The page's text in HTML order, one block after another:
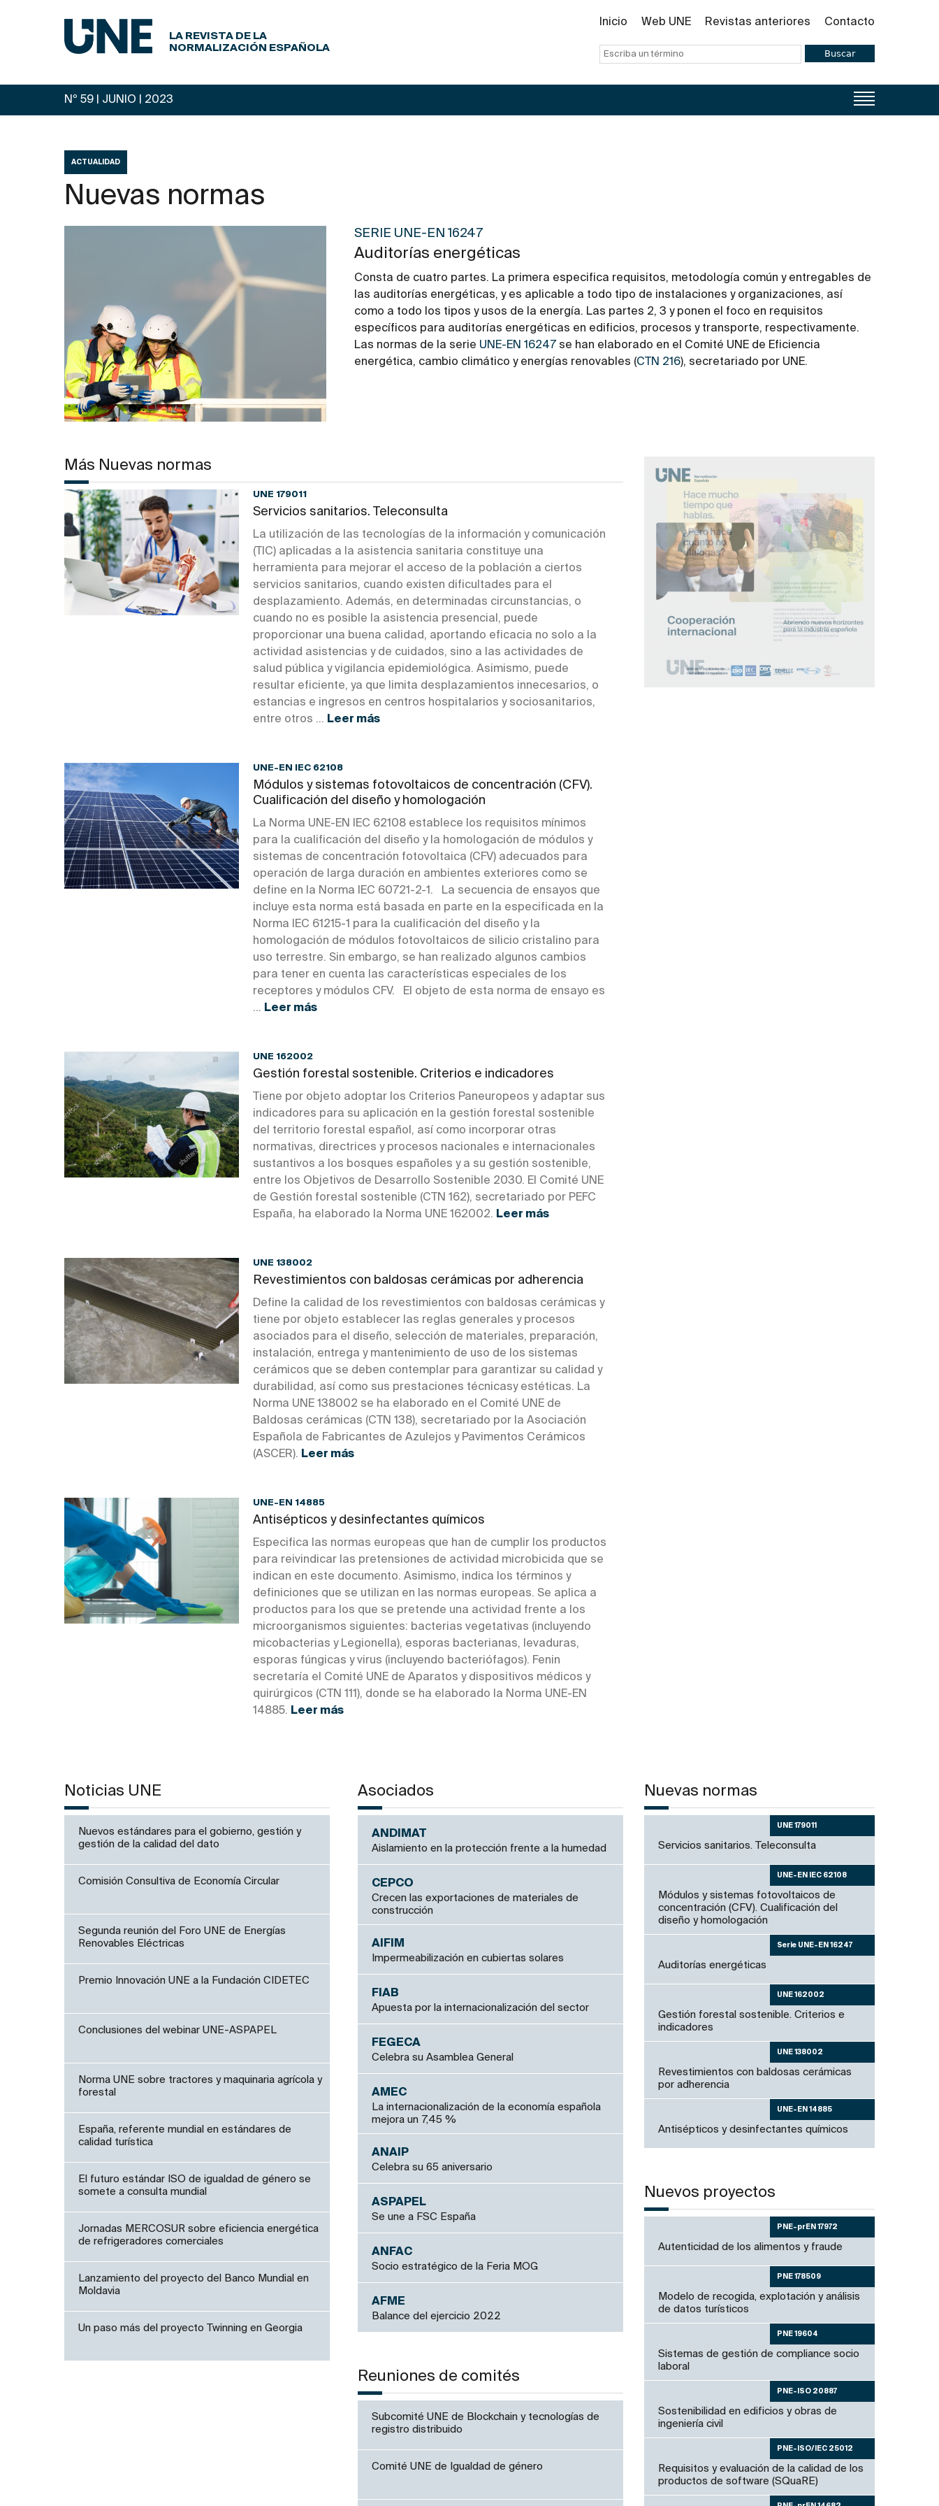
LA REVISTA DE LA
NORMALIZACIÓN ESPAÑOLA
Inicio Web UNE Revistas anteriores Contacto
Buscar
Nº 59 | JUNIO | 2023
ACTUALIDAD
Nuevas normas
SERIE UNE-EN 16247
Auditorías energéticas
Consta de cuatro partes. La primera especifica requisitos, metodología común y entregables de
las auditorías energéticas, y es aplicable a todo tipo de instalaciones y organizaciones, así
como a todo los tipos y usos de la energía. Las partes 2, 3 y ponen el foco en requisitos
específicos para auditorías energéticas en edificios, procesos y transporte, respectivamente.
Las normas de la serie UNE-EN 16247 se han elaborado en el Comité UNE de Eficiencia
energética, cambio climático y energías renovables (CTN 216), secretariado por UNE.
Más Nuevas normas
UNE 179011
Servicios sanitarios. Teleconsulta
La utilización de las tecnologías de la información y comunicación
(TIC) aplicadas a la asistencia sanitaria constituye una
herramienta para mejorar el acceso de la población a ciertos
servicios sanitarios, cuando existen dificultades para el
desplazamiento. Además, en determinadas circunstancias, o
cuando no es posible la asistencia presencial, puede
proporcionar una buena calidad, aportando eficacia no solo a la
actividad asistencias y de cuidados, sino a las actividades de
salud pública y vigilancia epidemiológica. Asimismo, puede
resultar eficiente, ya que limita desplazamientos innecesarios, o
estancias e ingresos en centros hospitalarios y sociosanitarios,
entre otros ... Leer más
UNE-EN IEC 62108
Módulos y sistemas fotovoltaicos de concentración (CFV).
Cualificación del diseño y homologación
La Norma UNE-EN IEC 62108 establece los requisitos mínimos
para la cualificación del diseño y la homologación de módulos y
sistemas de concentración fotovoltaica (CFV) adecuados para
operación de larga duración en ambientes exteriores como se
define en la Norma IEC 60721-2-1. La secuencia de ensayos que
incluye esta norma está basada en parte en la especificada en la
Norma IEC 61215-1 para la cualificación del diseño y la
homologación de módulos fotovoltaicos de silicio cristalino para
uso terrestre. Sin embargo, se han realizado algunos cambios
para tener en cuenta las características especiales de los
receptores y módulos CFV. El objeto de esta norma de ensayo es
... Leer más
UNE 162002
Gestión forestal sostenible. Criterios e indicadores
Tiene por objeto adoptar los Criterios Paneuropeos y adaptar sus
indicadores para su aplicación en la gestión forestal sostenible
del territorio forestal español, así como incorporar otras
normativas, directrices y procesos nacionales e internacionales
sustantivos a los bosques españoles y a su gestión sostenible,
entre los Objetivos de Desarrollo Sostenible 2030. El Comité UNE
de Gestión forestal sostenible (CTN 162), secretariado por PEFC
España, ha elaborado la Norma UNE 162002. Leer más
UNE 138002
Revestimientos con baldosas cerámicas por adherencia
Define la calidad de los revestimientos con baldosas cerámicas y
tiene por objeto establecer las reglas generales y procesos
asociados para el diseño, selección de materiales, preparación,
instalación, entrega y mantenimiento de uso de los sistemas
cerámicos que se deben contemplar para garantizar su calidad y
durabilidad, así como sus prestaciones técnicasy estéticas. La
Norma UNE 138002 se ha elaborado en el Comité UNE de
Baldosas cerámicas (CTN 138), secretariado por la Asociación
Española de Fabricantes de Azulejos y Pavimentos Cerámicos
(ASCER). Leer más
UNE-EN 14885
Antisépticos y desinfectantes químicos
Especifica las normas europeas que han de cumplir los productos
para reivindicar las pretensiones de actividad microbicida que se
indican en este documento. Asimismo, indica los términos y
definiciones que se utilizan en las normas europeas. Se aplica a
productos para los que se pretende una actividad frente a los
microorganismos siguientes: bacterias vegetativas (incluyendo
micobacterias y Legionella), esporas bacterianas, levaduras,
esporas fúngicas y virus (incluyendo bacteriófagos). Fenin
secretaría el Comité UNE de Aparatos y dispositivos médicos y
quirúrgicos (CTN 111), donde se ha elaborado la Norma UNE-EN
14885. Leer más
Nuevas normas
UNE 179011
Servicios sanitarios. Teleconsulta
UNE-EN IEC 62108
Módulos y sistemas fotovoltaicos de
concentración (CFV). Cualificación del
diseño y homologación
Serie UNE-EN 16247
Auditorías energéticas
UNE 162002
Gestión forestal sostenible. Criterios e
indicadores
UNE 138002
Revestimientos con baldosas cerámicas
por adherencia
UNE-EN 14885
Antisépticos y desinfectantes químicos
Nuevos proyectos
PNE-prEN 17972
Autenticidad de los alimentos y fraude
PNE 178509
Modelo de recogida, explotación y análisis
de datos turísticos
PNE 19604
Sistemas de gestión de compliance socio
laboral
PNE-ISO 20887
Sostenibilidad en edificios y obras de
ingeniería civil
PNE-ISO/IEC 25012
Requisitos y evaluación de la calidad de los
productos de software (SQuaRE)
Noticias UNE
Nuevos estándares para el gobierno, gestión y
gestión de la calidad del dato
Comisión Consultiva de Economía Circular
Segunda reunión del Foro UNE de Energías
Renovables Eléctricas
Premio Innovación UNE a la Fundación CIDETEC
Conclusiones del webinar UNE-ASPAPEL
Norma UNE sobre tractores y maquinaria agrícola y
forestal
España, referente mundial en estándares de
calidad turística
El futuro estándar ISO de igualdad de género se
somete a consulta mundial
Jornadas MERCOSUR sobre eficiencia energética
de refrigeradores comerciales
Lanzamiento del proyecto del Banco Mundial en
Moldavia
Un paso más del proyecto Twinning en Georgia
Asociados
ANDIMAT
Aislamiento en la protección frente a la humedad
CEPCO
Crecen las exportaciones de materiales de
construcción
AIFIM
Impermeabilización en cubiertas solares
FIAB
Apuesta por la internacionalización del sector
FEGECA
Celebra su Asamblea General
AMEC
La internacionalización de la economía española
mejora un 7,45 %
ANAIP
Celebra su 65 aniversario
ASPAPEL
Se une a FSC España
ANFAC
Socio estratégico de la Feria MOG
AFME
Balance del ejercicio 2022
Reuniones de comités
Subcomité UNE de Blockchain y tecnologías de
registro distribuido
Comité UNE de Igualdad de género